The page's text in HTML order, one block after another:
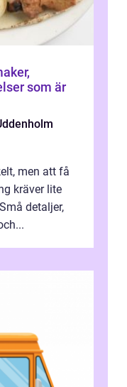
som är
men att få
kräver lite
detaljer,